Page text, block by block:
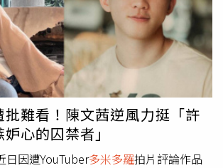
或是偶然在書店翻閱，都因為讀者們願意
這些故事有機會走進更多人的人生。除了
山料也向大眾透露出版著作的「小堅
一位走進書店的民眾都能毫無拘束地自由
籍在誠品書店堅持「不封膜」，藉此祝福
一本剛好能陪伴自己的書。事實上，黃
評價很兩極，有不少書迷喜歡他筆下的
多米多羅透過影片公開對其作品提出嚴厲
容空洞、文字結構「鬼打牆」，甚至形
騙局」，一度引發熱議。
批難看！陳文茜逆風力挺「許
心的囚禁者」
日因遭YouTuber多米多羅拍片評論作品